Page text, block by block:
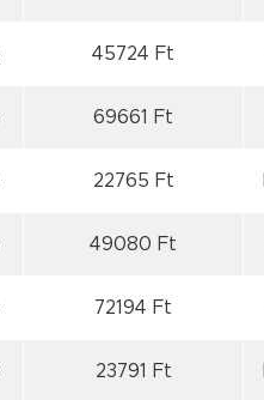
45724 Ft
69661 Ft
22765 Ft
49080 Ft
72194 Ft
23791 Ft